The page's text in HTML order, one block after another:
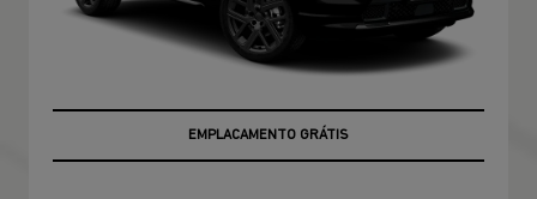
EMPLACAMENTO GRÁTIS